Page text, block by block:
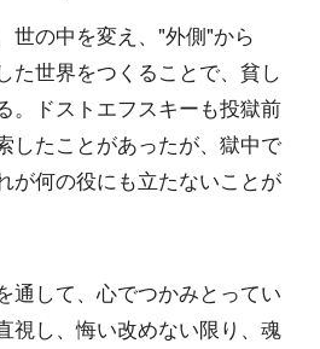
世の中を変え、"外側"から
た世界をつくることで、貧し
。ドストエフスキーも投獄前
したことがあったが、獄中で
が何の役にも立たないことが
通して、心でつかみとってい
視し、悔い改めない限り、魂